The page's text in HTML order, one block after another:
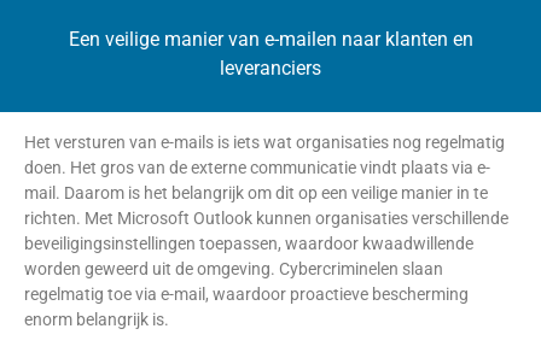
Een veilige manier van e-mailen naar klanten en
leveranciers
Het versturen van e-mails is iets wat organisaties nog regelmatig
doen. Het gros van de externe communicatie vindt plaats via e-
mail. Daarom is het belangrijk om dit op een veilige manier in te
richten. Met Microsoft Outlook kunnen organisaties verschillende
beveiligingsinstellingen toepassen, waardoor kwaadwillende
worden geweerd uit de omgeving. Cybercriminelen slaan
regelmatig toe via e-mail, waardoor proactieve bescherming
enorm belangrijk is.